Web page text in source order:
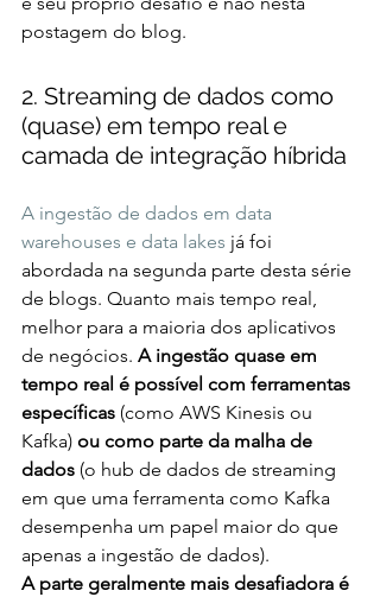
postagem do blog.
2. Streaming de dados como
(quase) em tempo real e
camada de integração híbrida
A ingestão de dados em data
warehouses e data lakes já foi
abordada na segunda parte desta série
de blogs. Quanto mais tempo real,
melhor para a maioria dos aplicativos
de negócios. A ingestão quase em
tempo real é possível com ferramentas
específicas (como AWS Kinesis ou
Kafka) ou como parte da malha de
dados (o hub de dados de streaming
em que uma ferramenta como Kafka
desempenha um papel maior do que
apenas a ingestão de dados).
A parte geralmente mais desafiadora é